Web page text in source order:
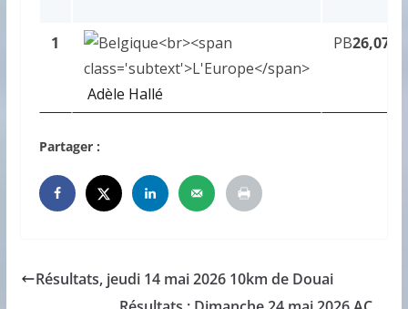
1
Adèle Hallé
PB26,07
Partager :
Résultats, jeudi 14 mai 2026 10km de Douai